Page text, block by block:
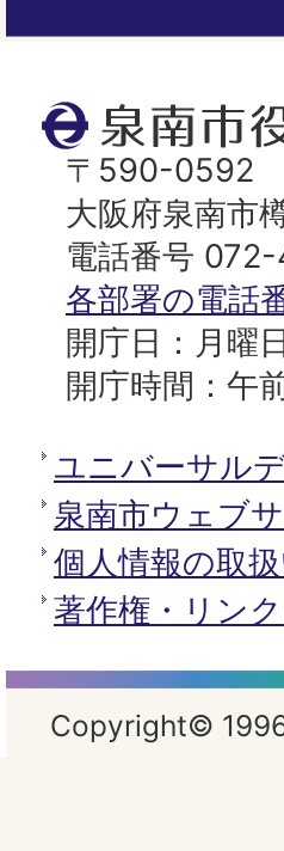
泉
南
市
役
所
〒590-0592
大阪府泉南市
電話番号
各部署の電話
開庁日：月曜
開庁時間：午
ユニバーサル
泉南市ウェブ
個人情報の取
著作権・リン
Copyright©